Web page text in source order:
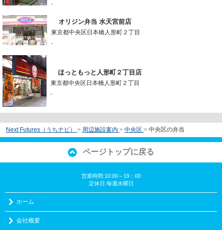
-
オリジン弁当 水天宮前店
東京都中央区日本橋人形町２丁目
-
ほっともっと人形町２丁目店
東京都中央区日本橋人形町２丁目
-
Next Futures（うちナビ） > 周辺施設案内 > 中央区 > 中央区の弁当
ページトップに戻る
営業時間:10:00～19：00
定休日:毎週水曜日
ホーム
会社概要